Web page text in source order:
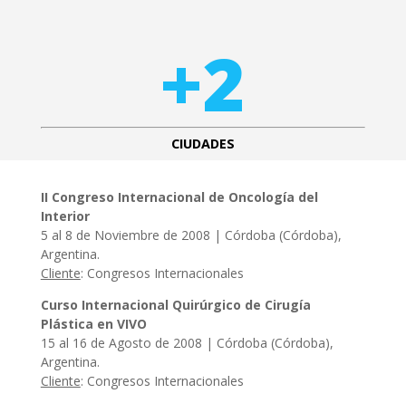
+2
CIUDADES
II Congreso Internacional de Oncología del
Interior
5 al 8 de Noviembre de 2008 | Córdoba (Córdoba),
Argentina.
Cliente: Congresos Internacionales
Curso Internacional Quirúrgico de Cirugía
Plástica en VIVO
15 al 16 de Agosto de 2008 | Córdoba (Córdoba),
Argentina.
Cliente: Congresos Internacionales